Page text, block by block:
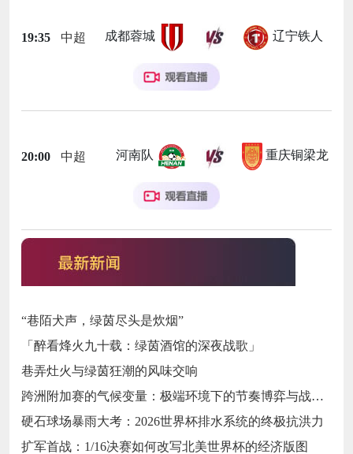
19:35 中超 成都蓉城 辽宁铁人
20:00 中超 河南队 重庆铜梁龙
“巷陌犬声，绿茵尽头是炊烟”
「醉看烽火九十载：绿茵酒馆的深夜战歌」
巷弄灶火与绿茵狂潮的风味交响
跨洲附加赛的气候变量：极端环境下的节奏博弈与战术自适应
硬石球场暴雨大考：2026世界杯排水系统的终极抗洪力
扩军首战：1/16决赛如何改写北美世界杯的经济版图